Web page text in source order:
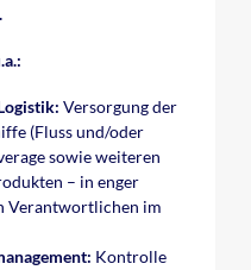
Versorgung der
(Fluss und/oder
sowie weiteren
– in enger
Verantwortlichen im
Kontrolle